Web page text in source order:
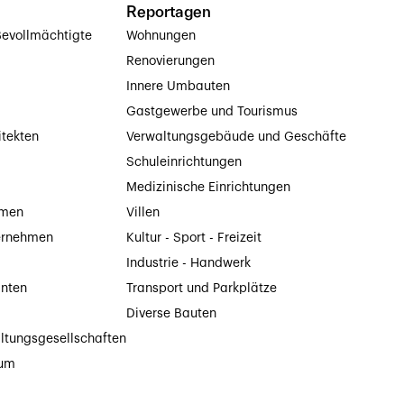
Reportagen
Wohnungen
Renovierungen
Innere Umbauten
Gastgewerbe und Tourismus
Verwaltungsgebäude und Geschäfte
Schuleinrichtungen
Medizinische Einrichtungen
Villen
Kultur - Sport - Freizeit
Industrie - Handwerk
Transport und Parkplätze
Diverse Bauten